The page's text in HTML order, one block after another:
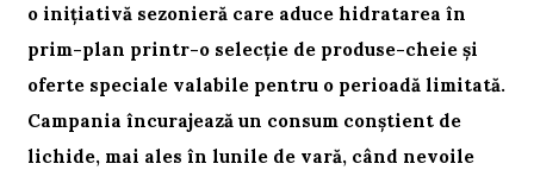
o inițiativă sezonieră care aduce hidratarea în
prim-plan printr-o selecție de produse-cheie și
oferte speciale valabile pentru o perioadă limitată.
Campania încurajează un consum conștient de
lichide, mai ales în lunile de vară, când nevoile